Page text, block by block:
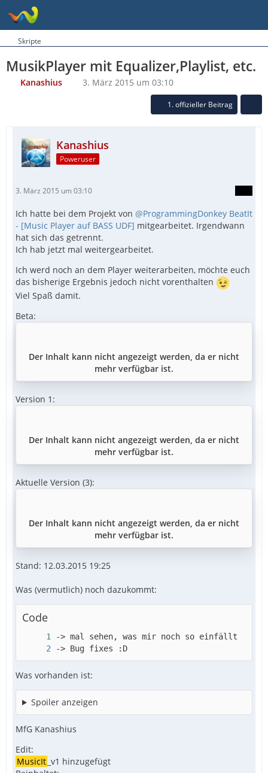
Skripte
MusikPlayer mit Equalizer,Playlist, etc.
Kanashius 3. März 2015 um 03:10
1. offizieller Beitrag
Kanashius
Poweruser
3. März 2015 um 03:10
Ich hatte bei dem Projekt von @ProgrammingDonkey BeatIt
- [Music Player auf BASS UDF] mitgearbeitet. Irgendwann
hat sich das getrennt.
Ich hab jetzt mal weitergearbeitet.
Ich werd noch an dem Player weiterarbeiten, möchte euch
das bisherige Ergebnis jedoch nicht vorenthalten
Viel Spaß damit.
Beta:
Der Inhalt kann nicht angezeigt werden, da er nicht
mehr verfügbar ist.
Version 1:
Der Inhalt kann nicht angezeigt werden, da er nicht
mehr verfügbar ist.
Aktuelle Version (3):
Der Inhalt kann nicht angezeigt werden, da er nicht
mehr verfügbar ist.
Stand: 12.03.2015 19:25
Was (vermutlich) noch dazukommt:
Code
-> Bug fixes :D
Was vorhanden ist:
Spoiler anzeigen
MfG Kanashius
Edit:
MusicIt _v1 hinzugefügt